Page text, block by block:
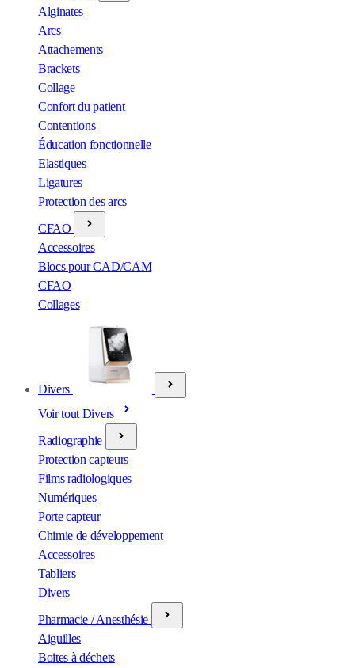
Alginates
Arcs
Attachements
Brackets
Collage
Confort du patient
Contentions
Éducation fonctionnelle
Elastiques
Ligatures
Protection des arcs
CFAO
Accessoires
Blocs pour CAD/CAM
CFAO
Collages
Divers
Voir tout Divers
Radiographie
Protection capteurs
Films radiologiques
Numériques
Porte capteur
Chimie de développement
Accessoires
Tabliers
Divers
Pharmacie / Anesthésie
Aiguilles
Boites à déchets